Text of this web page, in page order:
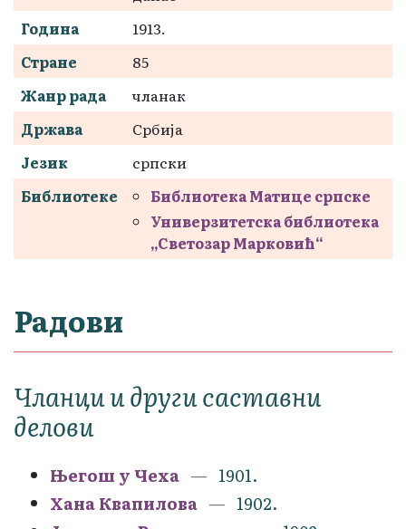
Година
1913.
Стране
85
Жанр рада
чланак
Држава
Србија
Језик
српски
Библиотеке
Библиотека Матице српске
Универзитетска библиотека
„Светозар Марковић“
Радови
Чланци и други саставни
делови
Његош у Чеха
1901.
Хана Квапилова
1902.